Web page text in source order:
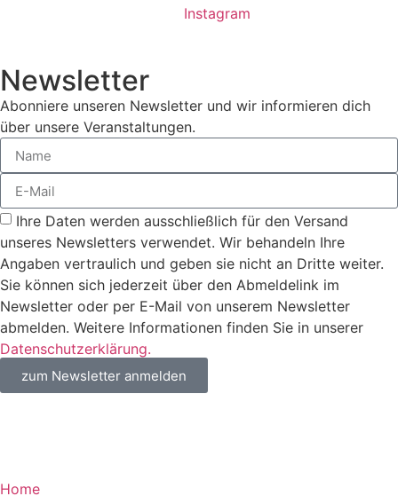
Instagram
Newsletter
Abonniere unseren Newsletter und wir informieren dich
über unsere Veranstaltungen.
Ihre Daten werden ausschließlich für den Versand
unseres Newsletters verwendet. Wir behandeln Ihre
Angaben vertraulich und geben sie nicht an Dritte weiter.
Sie können sich jederzeit über den Abmeldelink im
Newsletter oder per E-Mail von unserem Newsletter
abmelden. Weitere Informationen finden Sie in unserer
Datenschutzerklärung.
zum Newsletter anmelden
Home